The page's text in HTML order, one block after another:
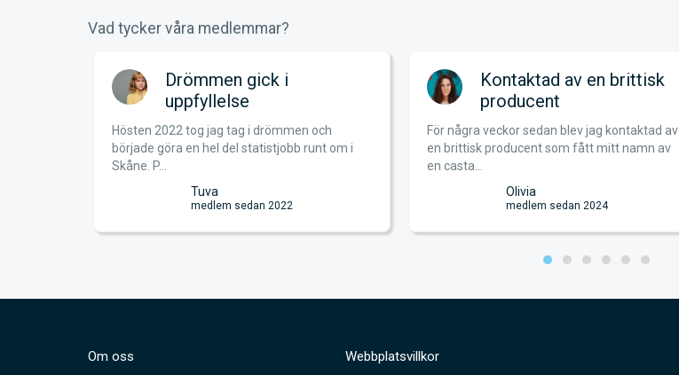
Vad tycker våra medlemmar?
Drömmen gick i
uppfyllelse
Hösten 2022 tog jag tag i drömmen och
började göra en hel del statistjobb runt om i
Skåne. P...
Tuva
medlem sedan 2022
Kontaktad av en brittisk
producent
För några veckor sedan blev jag kontaktad av
en brittisk producent som fått mitt namn av
en casta...
Olivia
medlem sedan 2024
Om oss Webbplatsvillkor